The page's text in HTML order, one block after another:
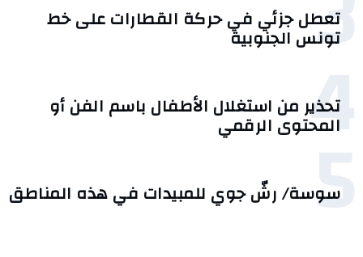
تعطل جزئي في حركة القطارات على خط
تونس الجنوبية
4
تحذير من استغلال الأطفال باسم الفن أو
المحتوى الرقمي
5
سوسة/ رشّ جوي للمبيدات في هذه المناطق